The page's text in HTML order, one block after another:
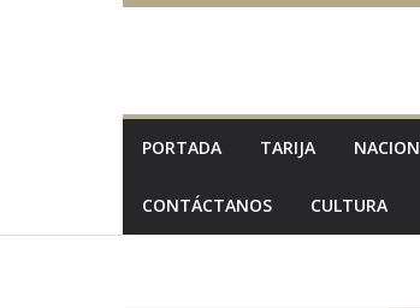
PORTADA TARIJA
CONTÁCTANOS CULTURA